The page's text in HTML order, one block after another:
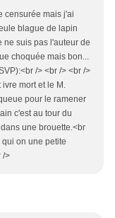
censurée mais j'ai
blague de lapin
ne suis pas l'auteur de
choquée mais bon...
/> <br /> <br />
mort et le M.
pour le ramener
c'est au tour du
une brouette.<br
qui on une petite
/>